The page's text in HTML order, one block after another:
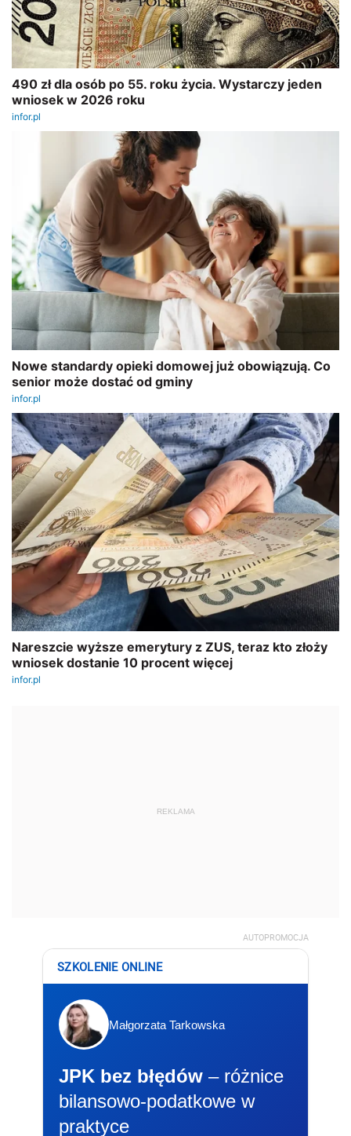
REKLAMA
AUTOPROMOCJA
SZKOLENIE ONLINE
Małgorzata Tarkowska
JPK bez błędów – różnice
bilansowo-podatkowe w
praktyce